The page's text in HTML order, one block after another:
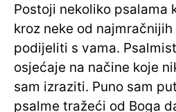
Postoji nekoliko psalama
kroz neke od
podijeliti s vama.
osjećaje na načine koje
sam izraziti. Puno sam
psalme tražeći od Boga